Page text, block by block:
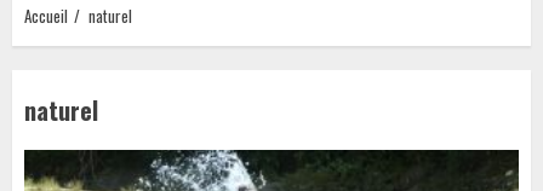
Accueil naturel
naturel